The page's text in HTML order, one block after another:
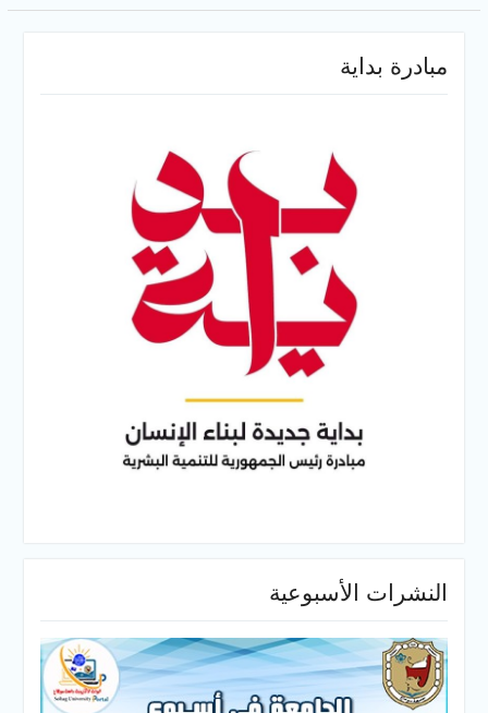
مبادرة بداية
النشرات الأسبوعية